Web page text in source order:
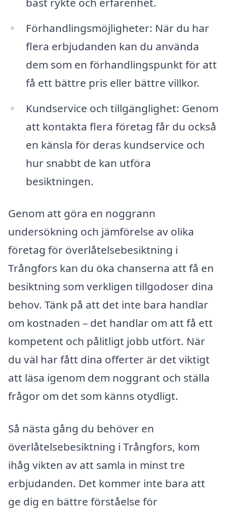
Förhandlingsmöjligheter: När du har
flera erbjudanden kan du använda
dem som en förhandlingspunkt för att
få ett bättre pris eller bättre villkor.
Kundservice och tillgänglighet: Genom
att kontakta flera företag får du också
en känsla för deras kundservice och
hur snabbt de kan utföra
besiktningen.
Genom att göra en noggrann
undersökning och jämförelse av olika
företag för överlåtelsebesiktning i
Trångfors kan du öka chanserna att få en
besiktning som verkligen tillgodoser dina
behov. Tänk på att det inte bara handlar
om kostnaden – det handlar om att få ett
kompetent och pålitligt jobb utfört. När
du väl har fått dina offerter är det viktigt
att läsa igenom dem noggrant och ställa
frågor om det som känns otydligt.
Så nästa gång du behöver en
överlåtelsebesiktning i Trångfors, kom
ihåg vikten av att samla in minst tre
erbjudanden. Det kommer inte bara att
ge dig en bättre förståelse för